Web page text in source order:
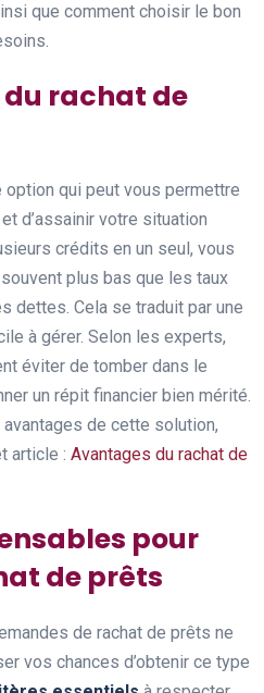
que comment choisir le bon
rachat de
option qui peut vous permettre
d’assainir votre situation
crédits en un seul, vous
plus bas que les taux
dettes. Cela se traduit par une
à gérer. Selon les experts,
éviter de tomber dans le
un répit financier bien mérité.
de cette solution,
article : Avantages du rachat de
pour
de prêts
de rachat de prêts ne
vos chances d’obtenir ce type